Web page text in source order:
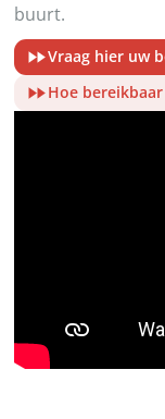
buurt.
Vraag hier uw
Hoe